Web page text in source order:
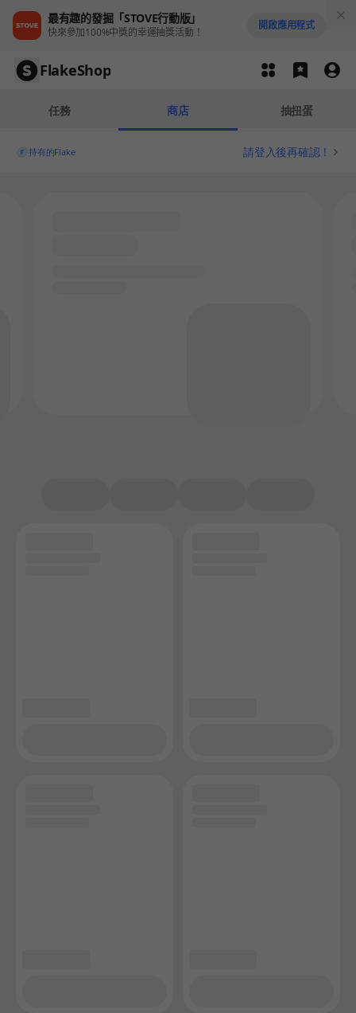
最有趣的發掘「STOVE行動版」
快來參加100%中獎的幸運抽獎活動！
開啟應用程式
FlakeShop
任務 商店 抽扭蛋
持有的Flake 請登入後再確認！